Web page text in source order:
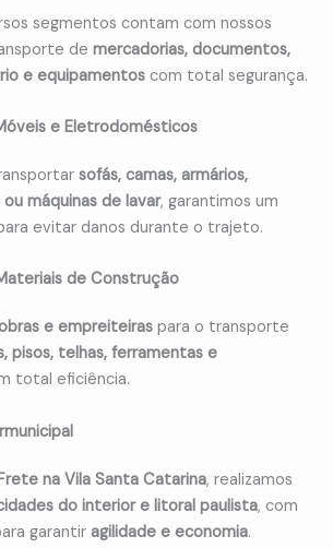
segmentos contam com nossos
de mercadorias, documentos,
e equipamentos com total segurança.
e Eletrodomésticos
sofás, camas, armários,
máquinas de lavar, garantimos um
evitar danos durante o trajeto.
de Construção
e empreiteiras para o transporte
pisos, telhas, ferramentas e
total eficiência.
na Vila Santa Catarina, realizamos
do interior e litoral paulista, com
garantir agilidade e economia.